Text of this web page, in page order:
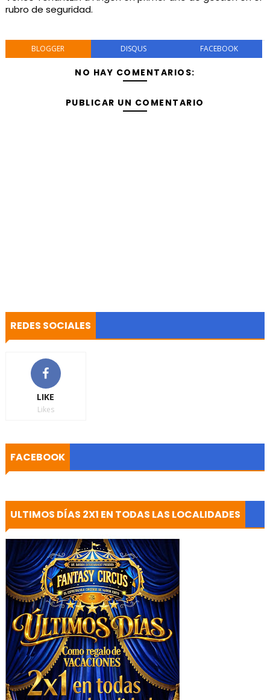
rubro de seguridad.
BLOGGER DISQUS FACEBOOK
NO HAY COMENTARIOS:
PUBLICAR UN COMENTARIO
REDES SOCIALES
LIKE
Likes
FACEBOOK
ULTIMOS DÍAS 2X1 EN TODAS LAS LOCALIDADES